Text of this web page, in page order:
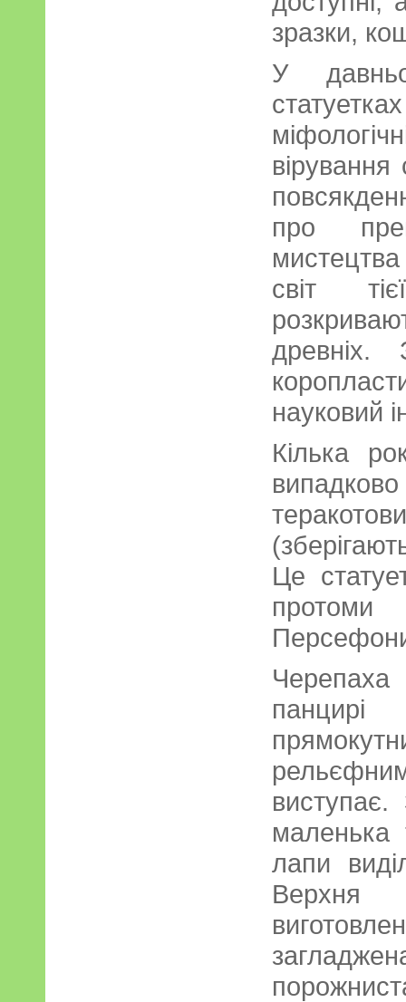
зразки,
У
вірування
про
світ
древніх.
науковий
Кілька
Це
маленька
лапи
Верхня